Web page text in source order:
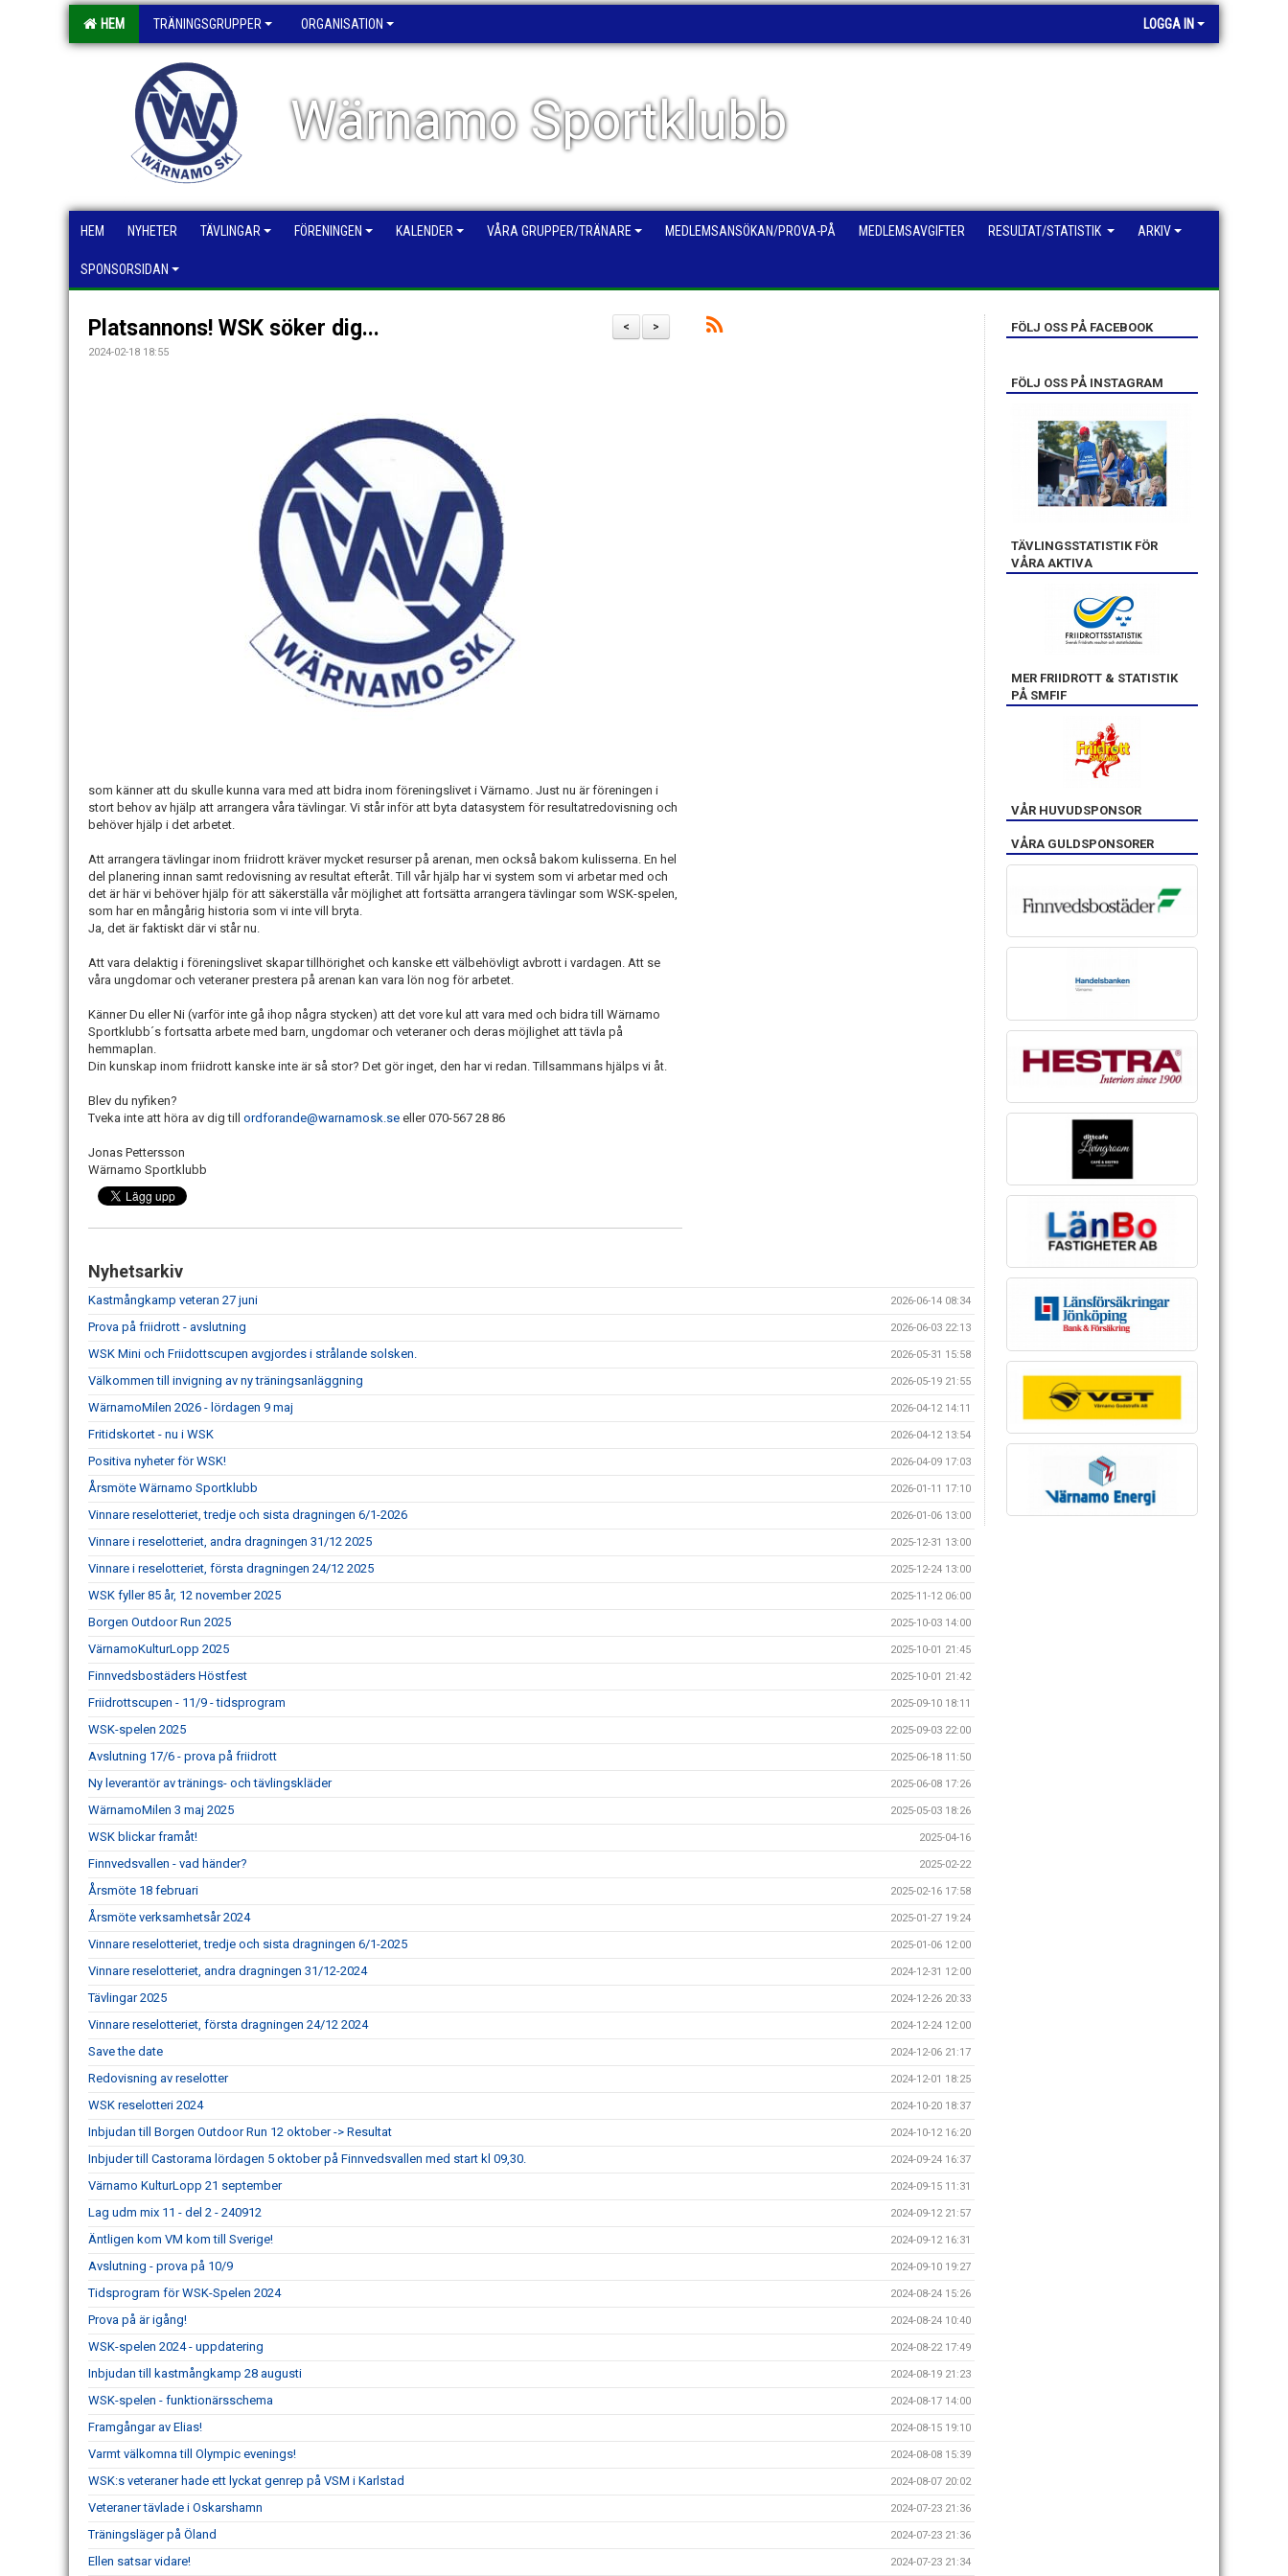
HEM TRÄNINGSGRUPPER ORGANISATION LOGGA IN
Wärnamo Sportklubb
HEM NYHETER TÄVLINGAR FÖRENINGEN KALENDER VÅRA GRUPPER/TRÄNARE MEDLEMSANSÖKAN/PROVA-PÅ MEDLEMSAVGIFTER RESULTAT/STATISTIK ARKIV
SPONSORSIDAN
>
<
Platsannons! WSK söker dig...
2024-02-18 18:55
som känner att du skulle kunna vara med att bidra inom föreningslivet i Värnamo. Just nu är föreningen i
stort behov av hjälp att arrangera våra tävlingar. Vi står inför att byta datasystem för resultatredovisning och
behöver hjälp i det arbetet.
Att arrangera tävlingar inom friidrott kräver mycket resurser på arenan, men också bakom kulisserna. En hel
del planering innan samt redovisning av resultat efteråt. Till vår hjälp har vi system som vi arbetar med och
det är här vi behöver hjälp för att säkerställa vår möjlighet att fortsätta arrangera tävlingar som WSK-spelen,
som har en mångårig historia som vi inte vill bryta.
Ja, det är faktiskt där vi står nu.
Att vara delaktig i föreningslivet skapar tillhörighet och kanske ett välbehövligt avbrott i vardagen. Att se
våra ungdomar och veteraner prestera på arenan kan vara lön nog för arbetet.
Känner Du eller Ni (varför inte gå ihop några stycken) att det vore kul att vara med och bidra till Wärnamo
Sportklubb´s fortsatta arbete med barn, ungdomar och veteraner och deras möjlighet att tävla på
hemmaplan.
Din kunskap inom friidrott kanske inte är så stor? Det gör inget, den har vi redan. Tillsammans hjälps vi åt.
Blev du nyfiken?
Tveka inte att höra av dig till ordforande@warnamosk.se eller 070-567 28 86
Jonas Pettersson
Wärnamo Sportklubb
Nyhetsarkiv
Kastmångkamp veteran 27 juni 2026-06-14 08:34
Prova på friidrott - avslutning 2026-06-03 22:13
WSK Mini och Friidottscupen avgjordes i strålande solsken. 2026-05-31 15:58
Välkommen till invigning av ny träningsanläggning 2026-05-19 21:55
WärnamoMilen 2026 - lördagen 9 maj 2026-04-12 14:11
Fritidskortet - nu i WSK 2026-04-12 13:54
Positiva nyheter för WSK! 2026-04-09 17:03
Årsmöte Wärnamo Sportklubb 2026-01-11 17:10
Vinnare reselotteriet, tredje och sista dragningen 6/1-2026 2026-01-06 13:00
Vinnare i reselotteriet, andra dragningen 31/12 2025 2025-12-31 13:00
Vinnare i reselotteriet, första dragningen 24/12 2025 2025-12-24 13:00
WSK fyller 85 år, 12 november 2025 2025-11-12 06:00
Borgen Outdoor Run 2025 2025-10-03 14:00
VärnamoKulturLopp 2025 2025-10-01 21:45
Finnvedsbostäders Höstfest 2025-10-01 21:42
Friidrottscupen - 11/9 - tidsprogram 2025-09-10 18:11
WSK-spelen 2025 2025-09-03 22:00
Avslutning 17/6 - prova på friidrott 2025-06-18 11:50
Ny leverantör av tränings- och tävlingskläder 2025-06-08 17:26
WärnamoMilen 3 maj 2025 2025-05-03 18:26
WSK blickar framåt! 2025-04-16
Finnvedsvallen - vad händer? 2025-02-22
Årsmöte 18 februari 2025-02-16 17:58
Årsmöte verksamhetsår 2024 2025-01-27 19:24
Vinnare reselotteriet, tredje och sista dragningen 6/1-2025 2025-01-06 12:00
Vinnare reselotteriet, andra dragningen 31/12-2024 2024-12-31 12:00
Tävlingar 2025 2024-12-26 20:33
Vinnare reselotteriet, första dragningen 24/12 2024 2024-12-24 12:00
Save the date 2024-12-06 21:17
Redovisning av reselotter 2024-12-01 18:25
WSK reselotteri 2024 2024-10-20 18:37
Inbjudan till Borgen Outdoor Run 12 oktober -> Resultat 2024-10-12 16:20
Inbjuder till Castorama lördagen 5 oktober på Finnvedsvallen med start kl 09,30. 2024-09-24 16:37
Värnamo KulturLopp 21 september 2024-09-15 11:31
Lag udm mix 11 - del 2 - 240912 2024-09-12 21:57
Äntligen kom VM kom till Sverige! 2024-09-12 16:31
Avslutning - prova på 10/9 2024-09-10 19:27
Tidsprogram för WSK-Spelen 2024 2024-08-24 15:26
Prova på är igång! 2024-08-24 10:40
WSK-spelen 2024 - uppdatering 2024-08-22 17:49
Inbjudan till kastmångkamp 28 augusti 2024-08-19 21:23
WSK-spelen - funktionärsschema 2024-08-17 14:00
Framgångar av Elias! 2024-08-15 19:10
Varmt välkomna till Olympic evenings! 2024-08-08 15:39
WSK:s veteraner hade ett lyckat genrep på VSM i Karlstad 2024-08-07 20:02
Veteraner tävlade i Oskarshamn 2024-07-23 21:36
Träningsläger på Öland 2024-07-23 21:36
Ellen satsar vidare! 2024-07-23 21:34
FÖLJ OSS PÅ FACEBOOK
FÖLJ OSS PÅ INSTAGRAM
TÄVLINGSSTATISTIK FÖR
VÅRA AKTIVA
MER FRIIDROTT & STATISTIK
PÅ SMFIF
VÅR HUVUDSPONSOR
VÅRA GULDSPONSORER